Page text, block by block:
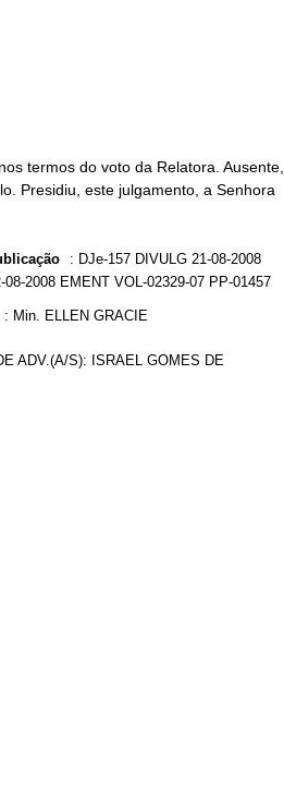
termos do voto da Relatora. Ausente,
Presidiu, este julgamento, a Senhora
: DJe-157 DIVULG 21-08-2008
08-2008 EMENT VOL-02329-07 PP-01457
: Min. ELLEN GRACIE
ADV.(A/S): ISRAEL GOMES DE